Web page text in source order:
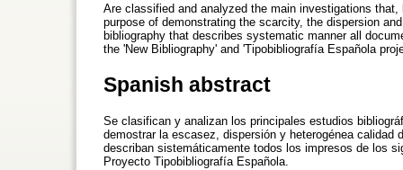
Are classified and analyzed the main investigations
purpose of demonstrating the scarcity, the dispersion
bibliography that describes systematic manner all
the 'New Bibliography' and 'Tipobibliografía Española
Spanish abstract
Se clasifican y analizan los principales estudios
demostrar la escasez, dispersión y heterogénea
describan sistemáticamente todos los impresos de los
Proyecto Tipobibliografía Española.